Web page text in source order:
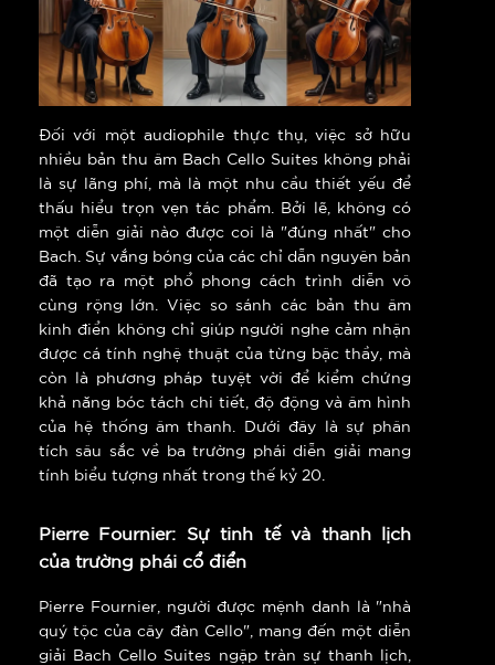
Đối với một audiophile thực thụ, việc sở hữu
nhiều bản thu âm Bach Cello Suites không phải
là sự lãng phí, mà là một nhu cầu thiết yếu để
thấu hiểu trọn vẹn tác phẩm. Bởi lẽ, không có
một diễn giải nào được coi là "đúng nhất" cho
Bach. Sự vắng bóng của các chỉ dẫn nguyên bản
đã tạo ra một phổ phong cách trình diễn vô
cùng rộng lớn. Việc so sánh các bản thu âm
kinh điển không chỉ giúp người nghe cảm nhận
được cá tính nghệ thuật của từng bậc thầy, mà
còn là phương pháp tuyệt vời để kiểm chứng
khả năng bóc tách chi tiết, độ động và âm hình
của hệ thống âm thanh. Dưới đây là sự phân
tích sâu sắc về ba trường phái diễn giải mang
tính biểu tượng nhất trong thế kỷ 20.
Pierre Fournier: Sự tinh tế và thanh lịch
của trường phái cổ điển
Pierre Fournier, người được mệnh danh là "nhà
quý tộc của cây đàn Cello", mang đến một diễn
giải Bach Cello Suites ngập tràn sự thanh lịch,